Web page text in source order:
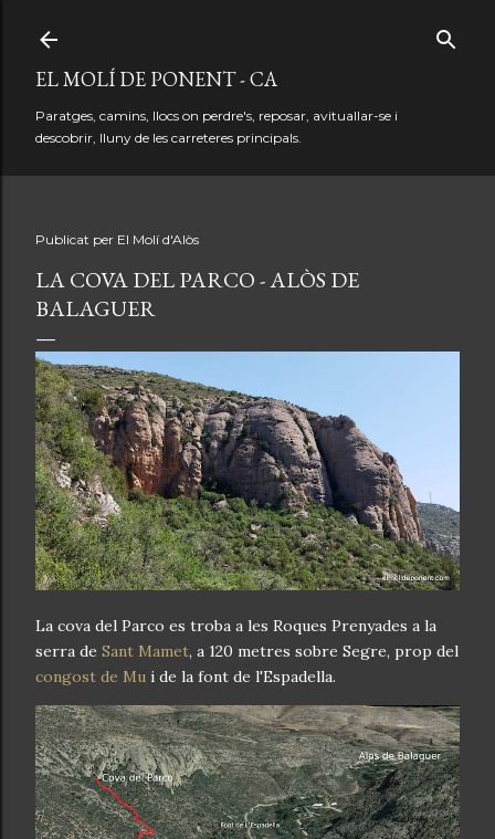
EL MOLÍ DE PONENT - CA
Paratges, camins, llocs on perdre's, reposar, avituallar-se i
descobrir, lluny de les carreteres principals.
Publicat per El Molí d'Alòs
LA COVA DEL PARCO - ALÒS DE
BALAGUER
La cova del Parco es troba a les Roques Prenyades a la
serra de Sant Mamet, a 120 metres sobre Segre, prop del
congost de Mu i de la font de l'Espadella.